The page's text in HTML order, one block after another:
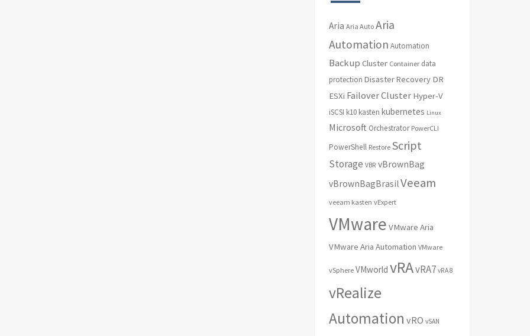
Aria Aria Auto Aria
Automation Automation
Backup Cluster Container data
protection Disaster Recovery DR
ESXi Failover Cluster Hyper-V
iSCSI k10 kasten kubernetes Linux
Microsoft Orchestrator PowerCLI
PowerShell Restore Script
Storage VBR vBrownBag
vBrownBagBrasilVeeam
veeam kasten vExpert
VMware VMware Aria
VMware Aria Automation VMware
vSphere VMworld vRAvRA7 vRA 8
vRealize
Automation vRO vSAN